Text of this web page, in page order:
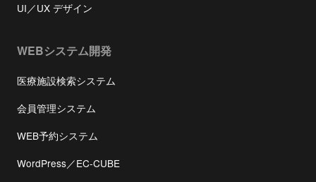
UI／UX デザイン
WEBシステム開発
医療施設検索システム
会員管理システム
WEB予約システム
WordPress／EC-CUBE